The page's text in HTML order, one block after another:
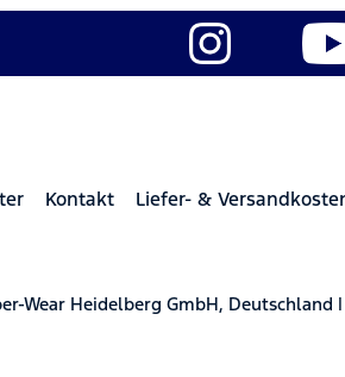
Kontakt Liefer- &
Wear Heidelberg GmbH,